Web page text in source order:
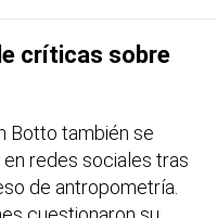
críticas sobre
Botto también se
redes sociales tras
de antropometría.